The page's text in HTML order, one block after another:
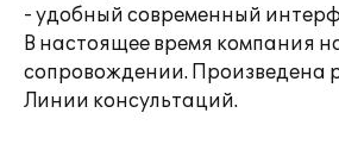
- удобный современный
В настоящее время компания
сопровождении. Произведена
Линии консультаций.